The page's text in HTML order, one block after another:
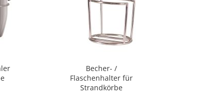
Becher- /
Flaschenhalter für
Strandkörbe